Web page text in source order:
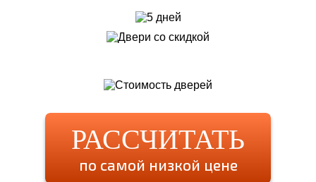
РАССЧИТАТЬ
по самой низкой цене